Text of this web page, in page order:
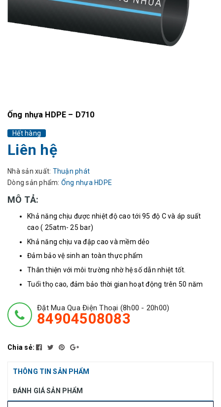
Ống nhựa HDPE – D710
Hết hàng
Liên hệ
Nhà sản xuất: Thuận phát
Dòng sản phẩm: Ống nhựa HDPE
MÔ TẢ:
Khả năng chịu được nhiệt độ cao tới 95 độ C và áp suất
cao ( 25atm- 25 bar)
Khả năng chịu va đập cao và mềm dẻo
Đảm bảo vệ sinh an toàn thực phẩm
Thân thiện với môi trường nhờ hệ số dẫn nhiệt tốt.
Tuổi thọ cao, đảm bảo thời gian hoạt động trên 50 năm
Đặt Mua Qua Điện Thoại (8h00 - 20h00)
84904508083
Chia sẻ:
THÔNG TIN SẢN PHẨM
ĐÁNH GIÁ SẢN PHẨM